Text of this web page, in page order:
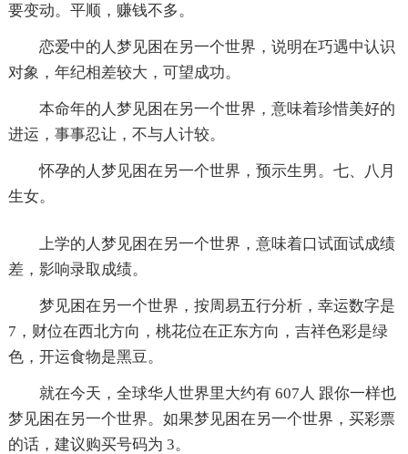
要变动。平顺，赚钱不多。
恋爱中的人梦见困在另一个世界，说明在巧遇中认识
对象，年纪相差较大，可望成功。
本命年的人梦见困在另一个世界，意味着珍惜美好的
进运，事事忍让，不与人计较。
怀孕的人梦见困在另一个世界，预示生男。七、八月
生女。
上学的人梦见困在另一个世界，意味着口试面试成绩
差，影响录取成绩。
梦见困在另一个世界，按周易五行分析，幸运数字是
7，财位在西北方向，桃花位在正东方向，吉祥色彩是绿
色，开运食物是黑豆。
就在今天，全球华人世界里大约有 607人 跟你一样也
梦见困在另一个世界。如果梦见困在另一个世界，买彩票
的话，建议购买号码为 3。